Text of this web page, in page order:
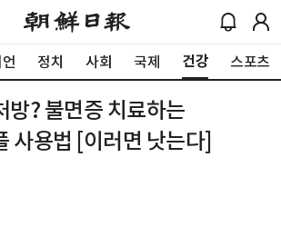
정치 사회 국제 건강 스포츠
방? 불면증 치료하는
사용법 [이러면 낫는다]